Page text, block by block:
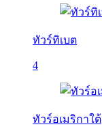
ทัวร์ทิเบต
4
ทัวร์อเมริกาใต้